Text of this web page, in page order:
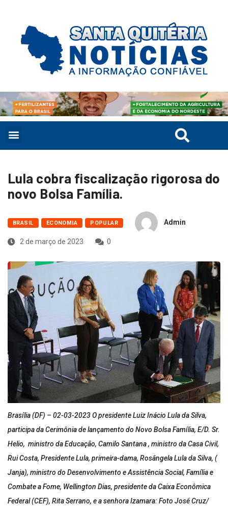
Lula cobra fiscalização rigorosa do
novo Bolsa Família.
BRASIL ECONOMIA POPULAR Admin
2 de março de 2023 0
Brasília (DF) – 02-03-2023 O presidente Luiz Inácio Lula da Silva,
participa da Cerimônia de lançamento do Novo Bolsa Família, E/D. Sr.
Helio, ministro da Educação, Camilo Santana , ministro da Casa Civil,
Rui Costa, Presidente Lula, primeira-dama, Rosângela Lula da Silva, (
Janja), ministro do Desenvolvimento e Assistência Social, Família e
Combate a Fome, Wellington Dias, presidente da Caixa Econômica
Federal (CEF), Rita Serrano, e a senhora Izamara: Foto José Cruz/